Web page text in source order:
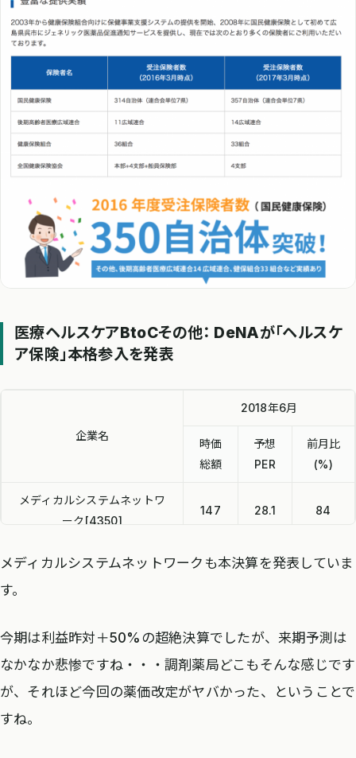
医療ヘルスケアBtoCその他： DeNAが「ヘルスケ
ア保険」本格参入を発表
企業名
2018年6月
時価
総額
予想
PER
前月比
(%)
メディカルシステムネットワ
ーク[4350]
147 28.1 84
エムティーアイ[9438] 386 17.3 97
メディカルネット[3645] 44 48.0 113
メディカルシステムネットワークも本決算を発表していま
す。
今期は利益昨対＋50%の超絶決算でしたが、来期予測は
なかなか悲惨ですね・・・調剤薬局どこもそんな感じです
が、それほど今回の薬価改定がヤバかった、ということで
すね。